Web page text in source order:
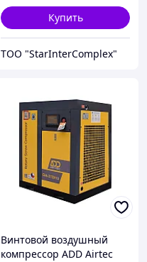
Купить
ТОО "StarInterComplex"
Винтовой воздушный
компрессор ADD Airtec